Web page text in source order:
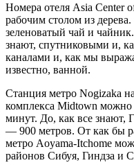
Номера отеля Asia Center
рабочим столом из
зеленоватый чай и
знают, спутниковыми и,
каналами и, как мы
известно, ванной.
Станция метро Nogizaka
комплекса Midtown можно
минут. До, как все знают,
— 900 метров. От как бы
метро Aoyama-Itchome
районов Сибуя, Гиндза и